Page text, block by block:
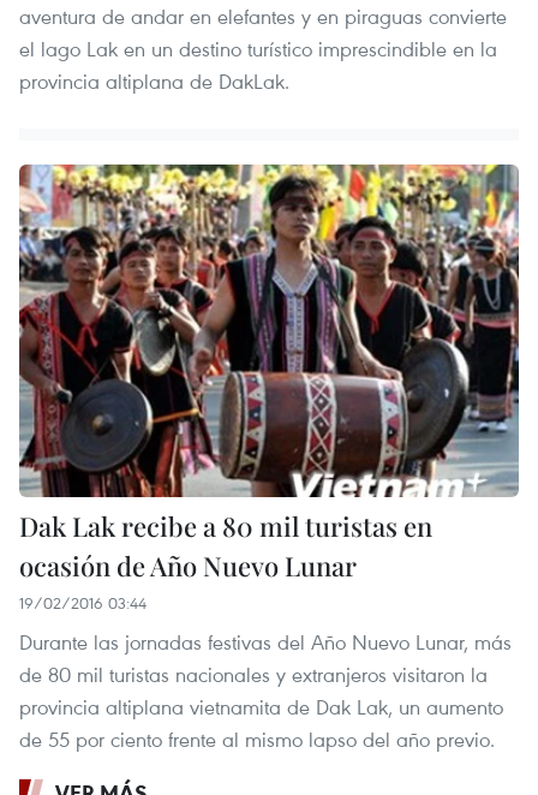
aventura de andar en elefantes y en piraguas convierte
el lago Lak en un destino turístico imprescindible en la
provincia altiplana de DakLak.
Dak Lak recibe a 80 mil turistas en
ocasión de Año Nuevo Lunar
19/02/2016 03:44
Durante las jornadas festivas del Año Nuevo Lunar, más
de 80 mil turistas nacionales y extranjeros visitaron la
provincia altiplana vietnamita de Dak Lak, un aumento
de 55 por ciento frente al mismo lapso del año previo.